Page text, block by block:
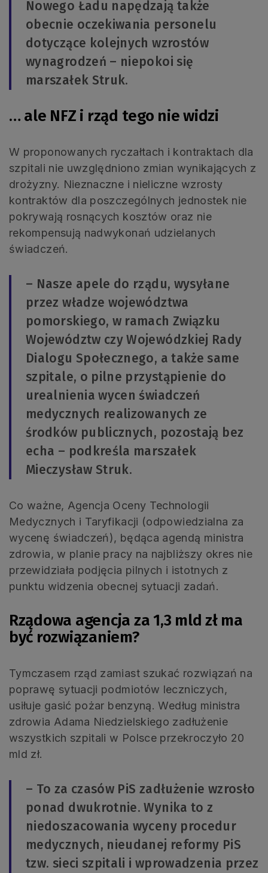
Nowego Ładu napędzają także
obecnie oczekiwania personelu
dotyczące kolejnych wzrostów
wynagrodzeń – niepokoi się
marszałek Struk.
… ale NFZ i rząd tego nie widzi
W proponowanych ryczałtach i kontraktach dla
szpitali nie uwzględniono zmian wynikających z
drożyzny. Nieznaczne i nieliczne wzrosty
kontraktów dla poszczególnych jednostek nie
pokrywają rosnących kosztów oraz nie
rekompensują nadwykonań udzielanych
świadczeń.
– Nasze apele do rządu, wysyłane
przez władze województwa
pomorskiego, w ramach Związku
Województw czy Wojewódzkiej Rady
Dialogu Społecznego, a także same
szpitale, o pilne przystąpienie do
urealnienia wycen świadczeń
medycznych realizowanych ze
środków publicznych, pozostają bez
echa – podkreśla marszałek
Mieczysław Struk.
Co ważne, Agencja Oceny Technologii
Medycznych i Taryfikacji (odpowiedzialna za
wycenę świadczeń), będąca agendą ministra
zdrowia, w planie pracy na najbliższy okres nie
przewidziała podjęcia pilnych i istotnych z
punktu widzenia obecnej sytuacji zadań.
Rządowa agencja za 1,3 mld zł ma
być rozwiązaniem?
Tymczasem rząd zamiast szukać rozwiązań na
poprawę sytuacji podmiotów leczniczych,
usiłuje gasić pożar benzyną. Według ministra
zdrowia Adama Niedzielskiego zadłużenie
wszystkich szpitali w Polsce przekroczyło 20
mld zł.
– To za czasów PiS zadłużenie wzrosło
ponad dwukrotnie. Wynika to z
niedoszacowania wyceny procedur
medycznych, nieudanej reformy PiS
tzw. sieci szpitali i wprowadzenia przez